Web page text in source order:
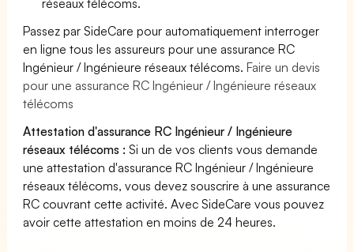
Passez par SideCare pour automatiquement interroger
en ligne tous les assureurs pour une assurance RC
Ingénieur / Ingénieure réseaux télécoms.Faire un devis
pour une assurance RC Ingénieur / Ingénieure réseaux
télécoms
Attestation d'assurance RC Ingénieur / Ingénieure
réseaux télécoms : Si un de vos clients vous demande
une attestation d'assurance RC Ingénieur / Ingénieure
réseaux télécoms, vous devez souscrire à une assurance
RC couvrant cette activité. Avec SideCare vous pouvez
avoir cette attestation en moins de 24 heures.